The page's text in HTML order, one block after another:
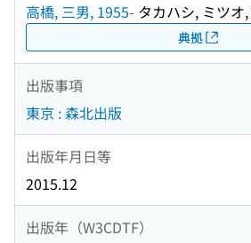
高橋, 三男, 1955- タカハシ, ミツオ
典拠
出版事項
東京 : 森北出版
出版年月日等
2015.12
出版年（W3CDTF）